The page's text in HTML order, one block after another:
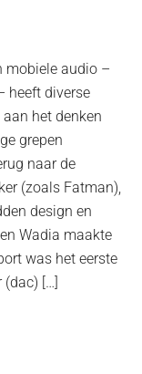
mobiele audio –
heeft diverse
het denken
grepen
naar de
(zoals Fatman),
design en
Wadia maakte
was het eerste
[…]